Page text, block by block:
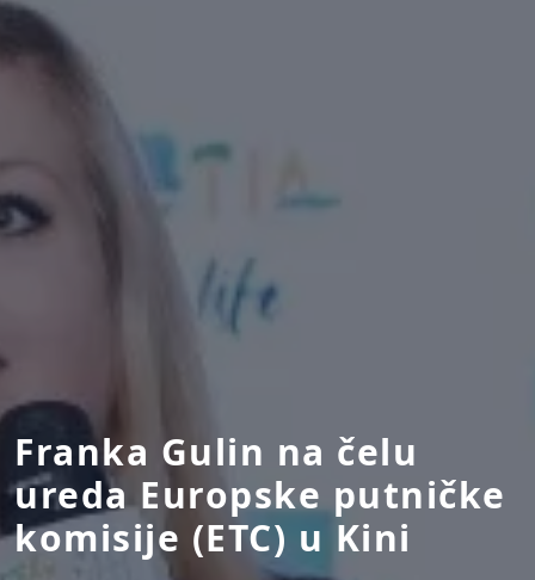
Franka Gulin na čelu
ureda Europske putničke
komisije (ETC) u Kini